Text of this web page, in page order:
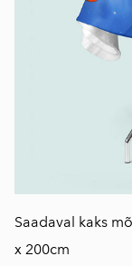
Saadaval kaks
x 200cm